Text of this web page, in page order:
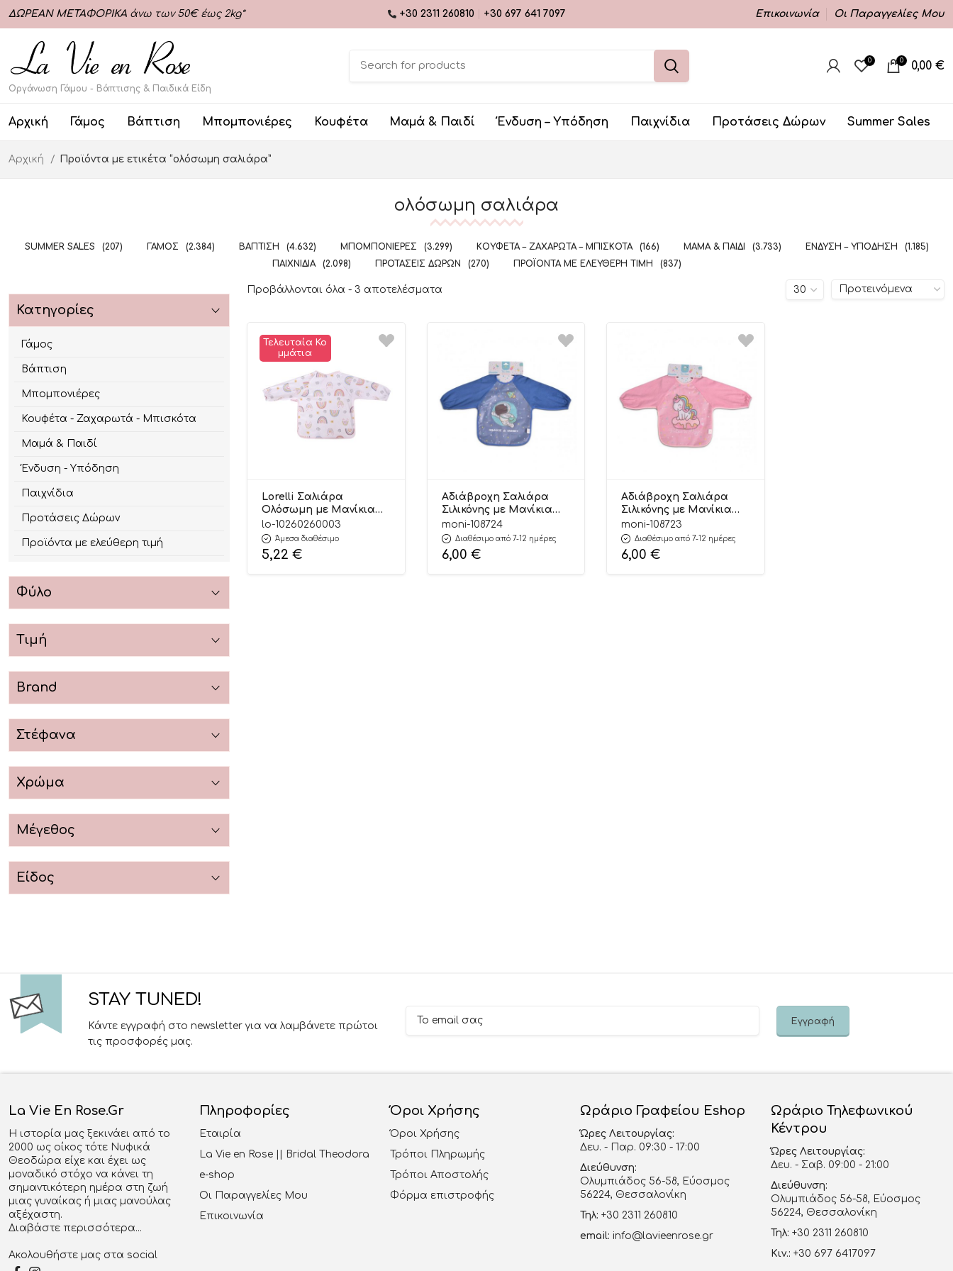
ΔΩΡΕΑΝ ΜΕΤΑΦΟΡΙΚΑ άνω των 50€ έως 2kg* +30 2311 260810 +30 697 641 7097 Επικοινωνία Οι Παραγγελίες Μου
Οργάνωση Γάμου - Βάπτισης & Παιδικά Είδη
0 0 0,00 €
Αρχική Γάμος Βάπτιση Μπομπονιέρες Κουφέτα Μαμά & Παιδί Ένδυση – Υπόδηση Παιχνίδια Προτάσεις Δώρων Summer Sales
Αρχική Προϊόντα με ετικέτα “ολόσωμη σαλιάρα”
ολόσωμη σαλιάρα
SUMMER SALES (207) ΓΆΜΟΣ (2.384) ΒΆΠΤΙΣΗ (4.632) ΜΠΟΜΠΟΝΙΈΡΕΣ (3.299) ΚΟΥΦΈΤΑ – ΖΑΧΑΡΩΤΆ – ΜΠΙΣΚΌΤΑ (166) ΜΑΜΆ & ΠΑΙΔΊ (3.733) ΈΝΔΥΣΗ – ΥΠΌΔΗΣΗ
(1.185)
ΠΑΙΧΝΊΔΙΑ
(2.098) ΠΡΟΤΆΣΕΙΣ ΔΏΡΩΝ (270) ΠΡΟΪΌΝΤΑ ΜΕ ΕΛΕΎΘΕΡΗ ΤΙΜΉ (837)
Κατηγορίες
Γάμος
Βάπτιση
Μπομπονιέρες
Κουφέτα - Ζαχαρωτά - Μπισκότα
Μαμά & Παιδί
Ένδυση - Υπόδηση
Παιχνίδια
Προτάσεις Δώρων
Προϊόντα με ελεύθερη τιμή
Φύλο
Τιμή
Brand
Στέφανα
Χρώμα
Μέγεθος
Είδος
Προβάλλονται όλα - 3 αποτελέσματα
Τελευταία Κο
Μμάτια
Lorelli Σαλιάρα
Ολόσωμη με Μανίκια
Girl 6m+ 10260260003
lo-10260260003
Άμεσα διαθέσιμο
5,22 €
Αδιάβροχη Σαλιάρα
Σιλικόνης με Μανίκια
Tea Time Blue 2002
3800146267667 –
Cangaroo
moni-108724
Διαθέσιμο από 7-12 ημέρες
6,00 €
Αδιάβροχη Σαλιάρα
Σιλικόνης με Μανίκια
Tea Time Pink 2002
3800146267650 –
Cangaroo
moni-108723
Διαθέσιμο από 7-12 ημέρες
6,00 €
STAY TUNED!
Κάντε εγγραφή στο newsletter για να λαμβάνετε πρώτοι
τις προσφορές μας.
La Vie En Rose.gr
Η ιστορία μας ξεκινάει από το
2000 ως οίκος τότε Νυφικά
Θεοδώρα είχε και έχει ως
μοναδικό στόχο να κάνει τη
σημαντικότερη ημέρα στη ζωή
μιας γυναίκας ή μιας μανούλας
αξέχαστη.
Διαβάστε περισσότερα...
Ακολουθήστε μας στα social
Πληροφορίες
Εταιρία
La Vie en Rose || Bridal Theodora
e-shop
Οι Παραγγελίες Μου
Επικοινωνία
Όροι Χρήσης
Όροι Χρήσης
Τρόποι Πληρωμής
Τρόποι Αποστολής
Φόρμα επιστροφής
Ωράριο Γραφείου Eshop
Ώρες Λειτουργίας:
Δευ. - Παρ. 09:30 - 17:00
Διεύθυνση:
Ολυμπιάδος 56-58, Εύοσμος
56224, Θεσσαλονίκη
Τηλ: +30 2311 260810
email: info@lavieenrose.gr
Ωράριο Τηλεφωνικού
Κέντρου
Ώρες Λειτουργίας:
Δευ. - Σαβ. 09:00 - 21:00
Διεύθυνση:
Ολυμπιάδος 56-58, Εύοσμος
56224, Θεσσαλονίκη
Τηλ: +30 2311 260810
Κιν.: +30 697 6417097